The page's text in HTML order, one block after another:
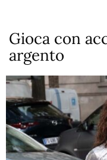
Gioca con
argento